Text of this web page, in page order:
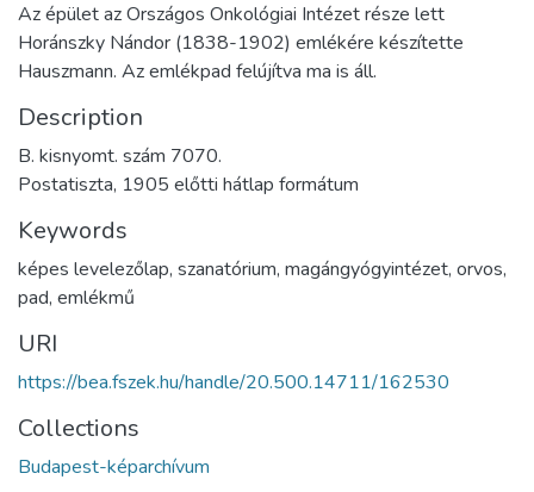
Az épület az Országos Onkológiai Intézet része lett
Horánszky Nándor (1838-1902) emlékére készítette
Hauszmann. Az emlékpad felújítva ma is áll.
Description
B. kisnyomt. szám 7070.
Postatiszta, 1905 előtti hátlap formátum
Keywords
képes levelezőlap, szanatórium, magángyógyintézet, orvos,
pad, emlékmű
URI
https://bea.fszek.hu/handle/20.500.14711/162530
Collections
Budapest-képarchívum